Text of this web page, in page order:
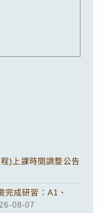
)上課時間調整公告
完成研習：A1、
08-07